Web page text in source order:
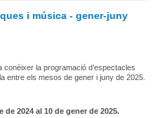
i música - gener-juny
conèixer la programació d’espectacles
entre els mesos de gener i juny de 2025.
2024 al 10 de gener de 2025.